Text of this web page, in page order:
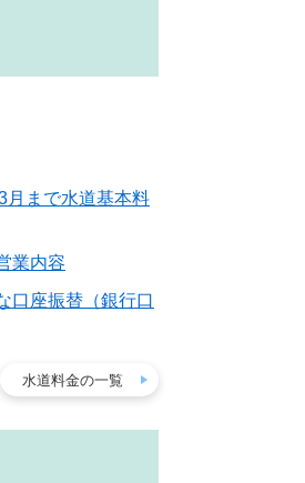
月まで水道基本料
業内容
口座振替（銀行口
水道料金の一覧